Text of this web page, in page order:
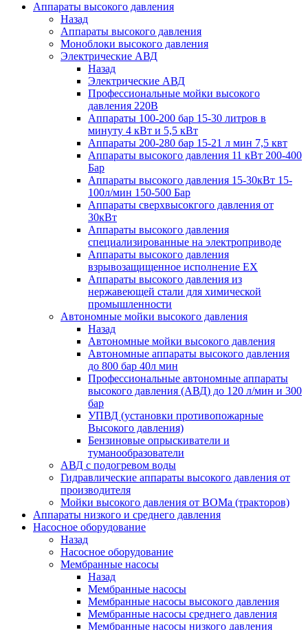
Аппараты высокого давления
Назад
Аппараты высокого давления
Моноблоки высокого давления
Электрические АВД
Назад
Электрические АВД
Профессиональные мойки высокого
давления 220В
Аппараты 100-200 бар 15-30 литров в
минуту 4 кВт и 5,5 кВт
Аппараты 200-280 бар 15-21 л мин 7,5 квт
Аппараты высокого давления 11 кВт 200-400
Бар
Аппараты высокого давления 15-30кВт 15-
100л/мин 150-500 Бар
Аппараты сверхвысокгого давления от
30кВт
Аппараты высокого давления
специализированные на электроприводе
Аппараты высокого давления
взрывозащищенное исполнение EX
Аппараты высокого давления из
нержавеющей стали для химической
промышленности
Автономные мойки высокого давления
Назад
Автономные мойки высокого давления
Автономные аппараты высокого давления
до 800 бар 40л мин
Профессиональные автономные аппараты
высокого давления (АВД) до 120 л/мин и 300
бар
УПВД (установки противопожарные
Высокого давления)
Бензиновые опрыскиватели и
туманообразователи
АВД с подогревом воды
Гидравлические аппараты высокого давления от
производителя
Мойки высокого давления от ВОМа (тракторов)
Аппараты низкого и среднего давления
Насосное оборудование
Назад
Насосное оборудование
Мембранные насосы
Назад
Мембранные насосы
Мембранные насосы высокого давления
Мембранные насосы среднего давления
Мембранные насосы низкого давления